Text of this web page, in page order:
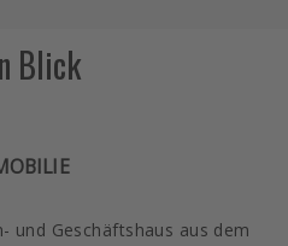
Blick
und Geschäftshaus aus dem